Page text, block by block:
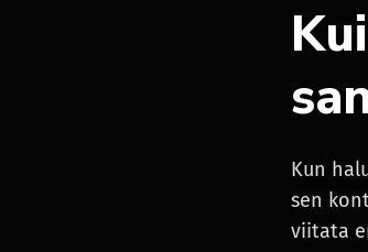
Kun
sen
viitata